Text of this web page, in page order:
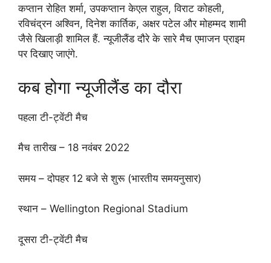
कप्तान रोहित शर्मा, उपकप्तान केएल राहुल, विराट कोहली,
रविचंद्रन अश्विन, दिनेश कार्तिक, अक्षर पटेल और मोहम्मद शामी
जैसे खिलाड़ी शामिल हैं. न्यूजीलैंड दौरे के सारे मैच एमाजन प्राइम
पर दिखाए जाएंगे.
कब होगा न्यूजीलैंड का दौरा
पहला टी-ट्वेंटी मैच
मैच तारीख – 18 नवंबर 2022
समय – दोपहर 12 बजे से शुरू (भारतीय समयनुसार)
स्थान – Wellington Regional Stadium
दूसरा टी-ट्वेंटी मैच